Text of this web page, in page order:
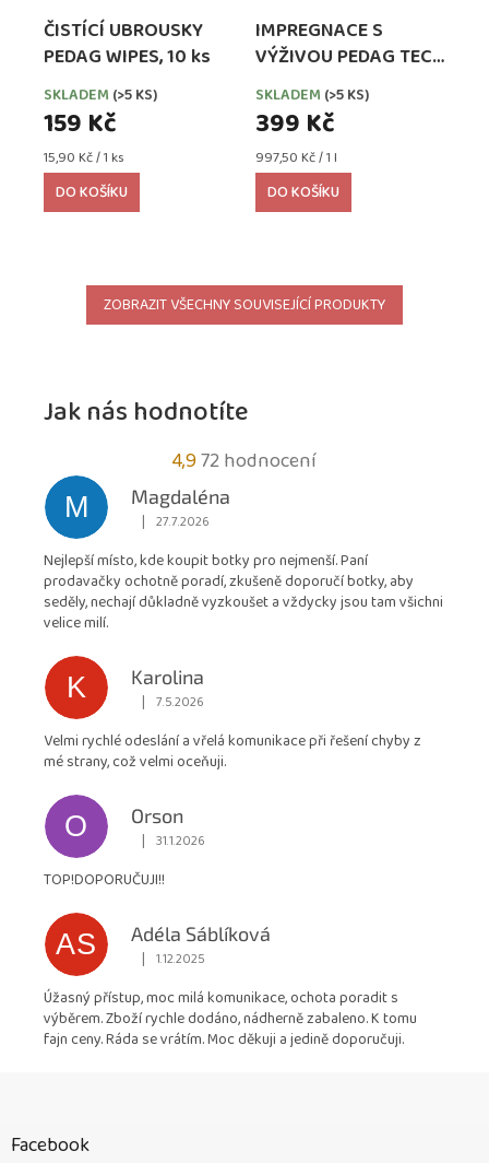
ČISTÍCÍ UBROUSKY
PEDAG WIPES, 10 ks
SKLADEM (>5 KS)
159 Kč
Měrná
cena:
15,90 Kč / 1 ks
DO KOŠÍKU
IMPREGNACE S
VÝŽIVOU PEDAG TECH
WATERPROOFER,
EXTRA SILNÁ
SKLADEM (>5 KS)
399 Kč
Měrná
cena:
997,50 Kč / 1 l
DO KOŠÍKU
ZOBRAZIT VŠECHNY SOUVISEJÍCÍ PRODUKTY
Jak nás hodnotíte
4,9Průměrné
hodnocení
obchodu
4,9
z
72 hodnocení
M
Magdaléna
Hodnocení obchodu je 5 z 5 hvězdiček.
| 27.7.2026
Nejlepší místo, kde koupit botky pro nejmenší. Paní
prodavačky ochotně poradí, zkušeně doporučí botky, aby
seděly, nechají důkladně vyzkoušet a vždycky jsou tam všichni
velice milí.
K
Karolina
Hodnocení obchodu je 5 z 5 hvězdiček.
| 7.5.2026
Velmi rychlé odeslání a vřelá komunikace při řešení chyby z
mé strany, což velmi oceňuji.
O
Orson
Hodnocení obchodu je 5 z 5 hvězdiček.
| 31.1.2026
TOP!DOPORUČUJI!!
AS
Adéla Sáblíková
Hodnocení obchodu je 5 z 5 hvězdiček.
| 1.12.2025
Úžasný přístup, moc milá komunikace, ochota poradit s
výběrem. Zboží rychle dodáno, nádherně zabaleno. K tomu
fajn ceny. Ráda se vrátím. Moc děkuji a jedině doporučuji.
Facebook